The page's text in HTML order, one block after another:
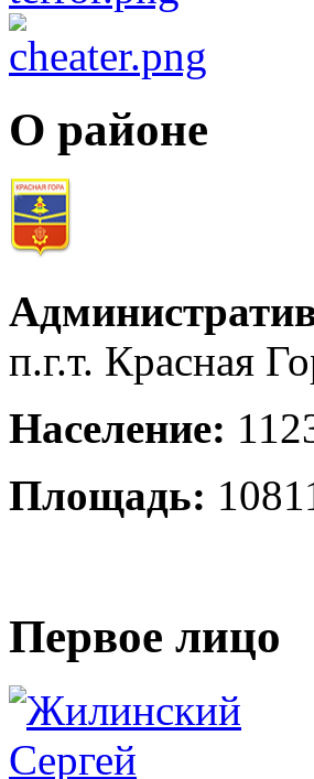
О районе
п.г.т. Красная
Население:
Площадь:
Первое лицо